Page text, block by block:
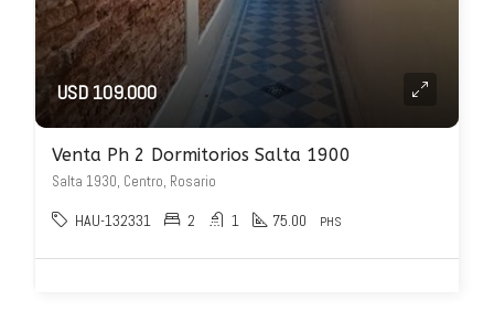
USD 109.000
Venta Ph 2 Dormitorios Salta 1900
Salta 1930, Centro, Rosario
HAU-132331 2 1 75.00 PHS